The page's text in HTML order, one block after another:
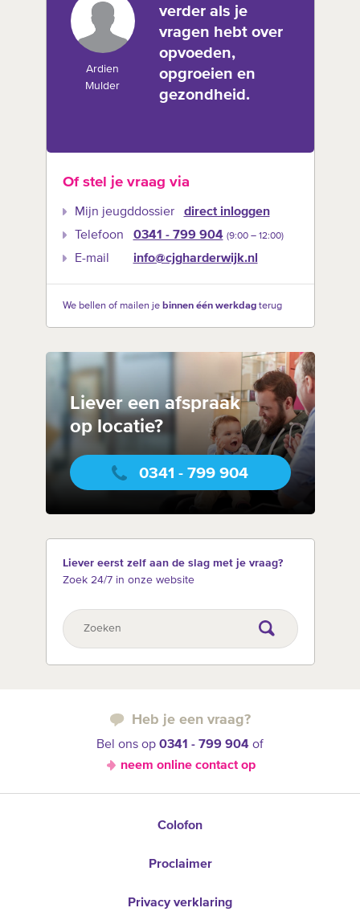
Ardien
Mulder
verder als je
vragen hebt over
opvoeden,
opgroeien en
gezondheid.
Of stel je vraag via
Mijn jeugddossier
direct inloggen
Telefoon
0341 - 799 904 (9:00 –‍ 12:00)
E-mail info@cjgharderwijk.nl
We bellen of mailen je binnen één werkdagterug
Liever een afspraak
op locatie?
0341 - 799 904
Liever eerst zelf aan de slag met je vraag?
Zoek 24/7 in onze website
Heb je een vraag?
Bel ons op 0341 - 799 904 of
neem online contact op
Colofon
Proclaimer
Privacy verklaring